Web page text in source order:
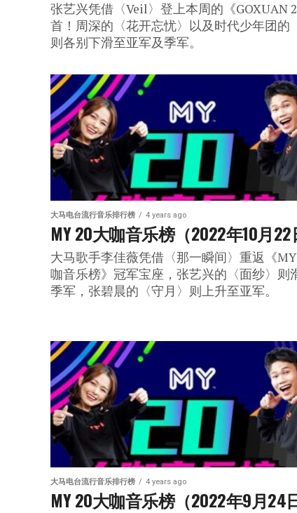
张艺兴凭借〈Veil〉登上本周的《GOXUAN
首！周深的〈花开忘忧〉以及时代少年团的
则各别下滑至亚军及季军。
大马电台流行音乐排行榜 4 years ago
MY 20大咖音乐榜（2022年10月22
大马歌手李佳薇凭借〈那一瞬间〉重返《
咖音乐榜》冠军宝座，张艺兴的〈面纱〉则
季军，张碧晨的〈守月〉则上升至亚军。
大马电台流行音乐排行榜 4 years ago
MY 20大咖音乐榜（2022年9月24